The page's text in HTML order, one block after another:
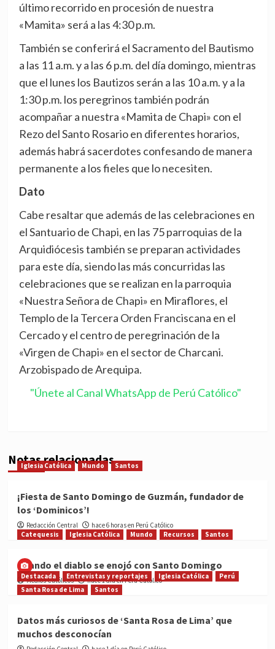
último recorrido en procesión de nuestra
«Mamita» será a las 4:30 p.m.
También se conferirá el Sacramento del Bautismo
a las 11 a.m. y a las 6 p.m. del día domingo, mientras
que el lunes los Bautizos serán a las 10 a.m. y a la
1:30 p.m. los peregrinos también podrán
acompañar a nuestra «Mamita de Chapi» con el
Rezo del Santo Rosario en diferentes horarios,
además habrá sacerdotes confesando de manera
permanente a los fieles que lo necesiten.
Dato
Cabe resaltar que además de las celebraciones en
el Santuario de Chapi, en las 75 parroquias de la
Arquidiócesis también se preparan actividades
para este día, siendo las más concurridas las
celebraciones que se realizan en la parroquia
«Nuestra Señora de Chapi» en Miraflores, el
Templo de la Tercera Orden Franciscana en el
Cercado y el centro de peregrinación de la
«Virgen de Chapi» en el sector de Charcani.
Arzobispado de Arequipa.
"Únete al Canal WhatsApp de Perú Católico"
Notas relacionadas
Iglesia Católica Mundo Santos
¡Fiesta de Santo Domingo de Guzmán, fundador de
los ‘Dominicos’!
Redacción Central
hace 6 horas en Perú Católico
Catequesis
Iglesia Católica Mundo Recursos Santos
Cuando el diablo se enojó con Santo Domingo
Medios Católicos hace 1 día en Perú Católico
Destacada Entrevistas y reportajes Iglesia Católica
Perú
Santa Rosa de Lima
Santos
Datos más curiosos de ‘Santa Rosa de Lima’ que
muchos desconocían